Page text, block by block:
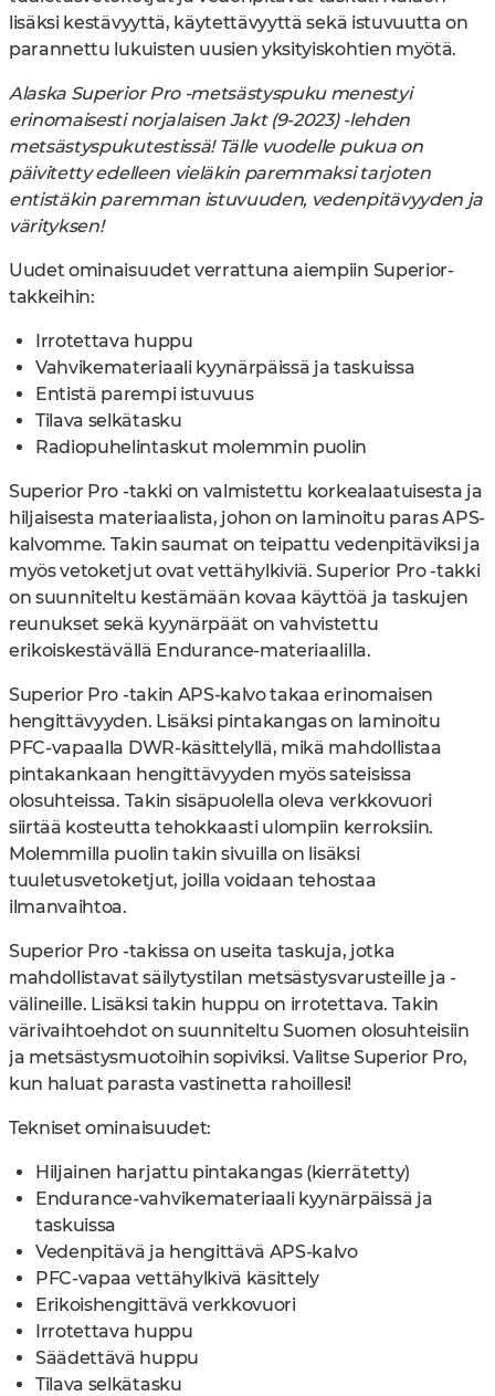
lisäksi kestävyyttä, käytettävyyttä sekä istuvuutta on
parannettu lukuisten uusien yksityiskohtien myötä.
Alaska Superior Pro -metsästyspuku menestyi
erinomaisesti norjalaisen Jakt (9-2023) -lehden
metsästyspukutestissä! Tälle vuodelle pukua on
päivitetty edelleen vieläkin paremmaksi tarjoten
entistäkin paremman istuvuuden, vedenpitävyyden ja
värityksen!
Uudet ominaisuudet verrattuna aiempiin Superior-
takkeihin:
Irrotettava huppu
Vahvikemateriaali kyynärpäissä ja taskuissa
Entistä parempi istuvuus
Tilava selkätasku
Radiopuhelintaskut molemmin puolin
Superior Pro -takki on valmistettu korkealaatuisesta ja
hiljaisesta materiaalista, johon on laminoitu paras APS-
kalvomme. Takin saumat on teipattu vedenpitäviksi ja
myös vetoketjut ovat vettähylkiviä. Superior Pro -takki
on suunniteltu kestämään kovaa käyttöä ja taskujen
reunukset sekä kyynärpäät on vahvistettu
erikoiskestävällä Endurance-materiaalilla.
Superior Pro -takin APS-kalvo takaa erinomaisen
hengittävyyden. Lisäksi pintakangas on laminoitu
PFC-vapaalla DWR-käsittelyllä, mikä mahdollistaa
pintakankaan hengittävyyden myös sateisissa
olosuhteissa. Takin sisäpuolella oleva verkkovuori
siirtää kosteutta tehokkaasti ulompiin kerroksiin.
Molemmilla puolin takin sivuilla on lisäksi
tuuletusvetoketjut, joilla voidaan tehostaa
ilmanvaihtoa.
Superior Pro -takissa on useita taskuja, jotka
mahdollistavat säilytystilan metsästysvarusteille ja -
välineille. Lisäksi takin huppu on irrotettava. Takin
värivaihtoehdot on suunniteltu Suomen olosuhteisiin
ja metsästysmuotoihin sopiviksi. Valitse Superior Pro,
kun haluat parasta vastinetta rahoillesi!
Tekniset ominaisuudet:
Hiljainen harjattu pintakangas (kierrätetty)
Endurance-vahvikemateriaali kyynärpäissä ja
taskuissa
Vedenpitävä ja hengittävä APS-kalvo
PFC-vapaa vettähylkivä käsittely
Erikoishengittävä verkkovuori
Irrotettava huppu
Säädettävä huppu
Tilava selkätasku